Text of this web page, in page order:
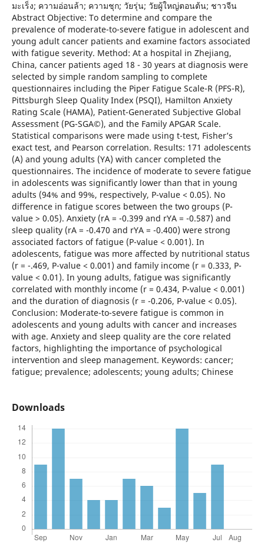
มะเร็ง; ความอ่อนล้า; ความชุก; วัยรุ่น; วัยผู้ใหญ่ตอนต้น; ชาวจีน
Abstract Objective: To determine and compare the
prevalence of moderate-to-severe fatigue in adolescent and
young adult cancer patients and examine factors associated
with fatigue severity. Method: At a hospital in Zhejiang,
China, cancer patients aged 18 - 30 years at diagnosis were
selected by simple random sampling to complete
questionnaires including the Piper Fatigue Scale-R (PFS-R),
Pittsburgh Sleep Quality Index (PSQI), Hamilton Anxiety
Rating Scale (HAMA), Patient-Generated Subjective Global
Assessment (PG-SGA©), and the Family APGAR Scale.
Statistical comparisons were made using t-test, Fisher’s
exact test, and Pearson correlation. Results: 171 adolescents
(A) and young adults (YA) with cancer completed the
questionnaires. The incidence of moderate to severe fatigue
in adolescents was significantly lower than that in young
adults (94% and 99%, respectively, P-value < 0.05). No
difference in fatigue scores between the two groups (P-
value > 0.05). Anxiety (rA = -0.399 and rYA = -0.587) and
sleep quality (rA = -0.470 and rYA = -0.400) were strong
associated factors of fatigue (P-value < 0.001). In
adolescents, fatigue was more affected by nutritional status
(r = -.469, P-value < 0.001) and family income (r = 0.333, P-
value < 0.01). In young adults, fatigue was significantly
correlated with monthly income (r = 0.434, P-value < 0.001)
and the duration of diagnosis (r = -0.206, P-value < 0.05).
Conclusion: Moderate-to-severe fatigue is common in
adolescents and young adults with cancer and increases
with age. Anxiety and sleep quality are the core related
factors, highlighting the importance of psychological
intervention and sleep management. Keywords: cancer;
fatigue; prevalence; adolescents; young adults; Chinese
Downloads